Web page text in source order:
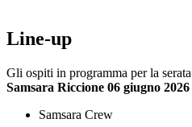
Line-up
Gli ospiti in programma per la serata
Samsara Riccione 06 giugno 2026
Samsara Crew